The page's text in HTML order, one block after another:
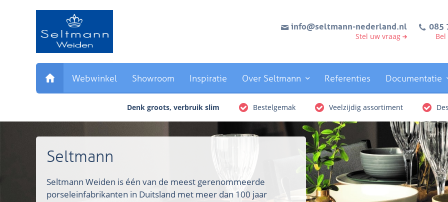
Direct
info@seltmann-nederland.nl
Stel uw vraag
085
Webwinkel Showroom Inspiratie Over Seltmann Referenties Documentatie
Denk groots, verbruik slim Bestelgemak Veelzijdig assortiment
Seltmann
Seltmann Weiden is één van de meest gerenommeerde
porseleinfabrikanten in Duitsland met meer dan 100 jaar